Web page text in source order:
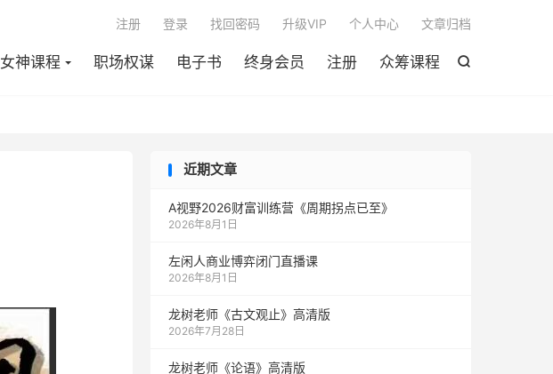

女神课程 职场权谋 电子书 终身会员 注册 众筹课程
注册 登录 找回密码 升级VIP 个人中心 文章归档
近期文章
A视野2026财富训练营《周期拐点已至》
2026年8月1日
左闲人商业博弈闭门直播课
2026年8月1日
龙树老师《古文观止》高清版
2026年7月28日
龙树老师《论语》高清版